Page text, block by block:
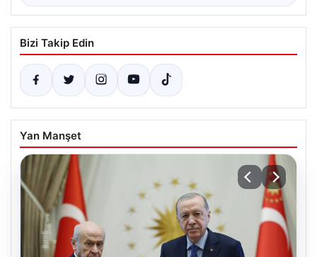
Bizi Takip Edin
Yan Manşet